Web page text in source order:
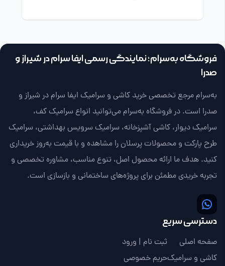
فروشگاه به‌سرام؛ نمایندگی رسمی ایفا سرام در شیراز و
صدرا
به‌سرام مرجع تخصصی خرید کاشی و سرامیک ایفا سرام در شیراز و
صدرا است. در فروشگاه به‌سرام می‌توانید انواع سرامیک کف،
سرامیک دیوار، کاشی آشپزخانه، سرامیک سرویس بهداشتی، سرامیک
طرح پارکت و محصولات پرسلان را مشاهده و با قیمت به‌روز خریداری
کنید. هدف ما ارائه محصول اصل، تنوع مناسب، مشاوره تخصصی و
تجربه خریدی مطمئن برای پروژه‌های ساختمانی و بازسازی است.
دسترسی سریع
صفحه اصلی
کاشی و سرامیک
ثبت نام | ورود
حریم خصوصی